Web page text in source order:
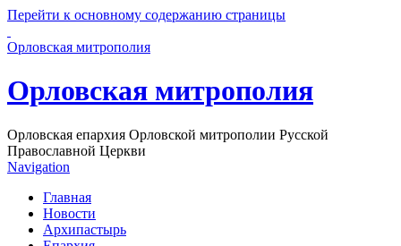
Перейти к основному содержанию страницы
Орловская митрополия
Орловская митрополия
Орловская епархия Орловской митрополии Русской
Православной Церкви
Navigation
Главная
Новости
Архипастырь